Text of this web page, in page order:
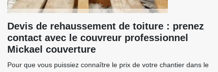
Devis de rehaussement de toiture : prenez
contact avec le couvreur professionnel
Mickael couverture
Pour que vous puissiez connaître le prix de votre chantier dans le